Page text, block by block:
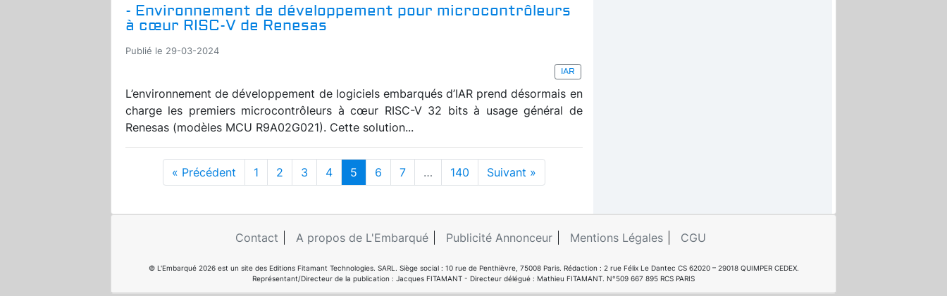
- Environnement de développement pour microcontrôleurs
à cœur RISC-V de Renesas
Publié le 29-03-2024
IAR
L’environnement de développement de logiciels embarqués d’IAR prend désormais en
charge les premiers microcontrôleurs à cœur RISC-V 32 bits à usage général de
Renesas (modèles MCU R9A02G021). Cette solution...
« Précédent 1 2 3 4 5 6 7 … 140 Suivant »
Contact A propos de L'Embarqué Publicité Annonceur Mentions Légales CGU
© L'Embarqué 2026 est un site des Editions Fitamant Technologies. SARL. Siège social : 10 rue de Penthièvre, 75008 Paris. Rédaction : 2 rue Félix Le Dantec CS 62020 – 29018 QUIMPER CEDEX.
Représentant/Directeur de la publication : Jacques FITAMANT - Directeur délégué : Mathieu FITAMANT. N°509 667 895 RCS PARIS